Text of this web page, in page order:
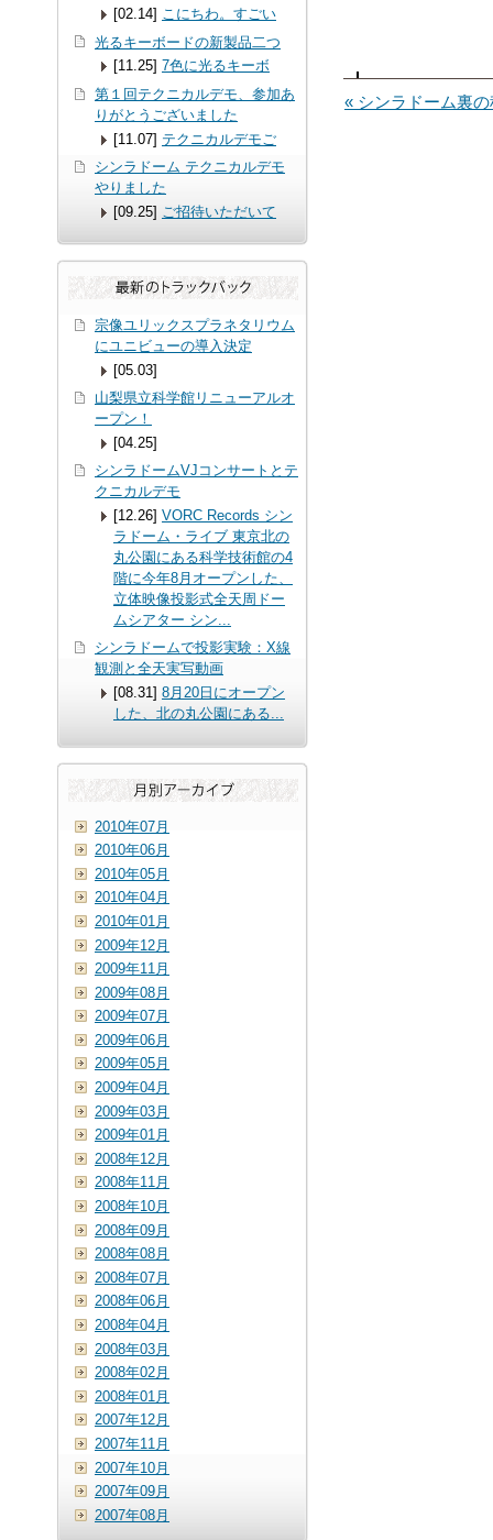
« シンラドーム裏
[02.14] こにちわ。すごい
光るキーボードの新製品二つ
[11.25] 7色に光るキーボ
第１回テクニカルデモ、参加あ
りがとうございました
[11.07] テクニカルデモご
シンラドーム テクニカルデモ
やりました
[09.25] ご招待いただいて
宗像ユリックスプラネタリウム
にユニビューの導入決定
[05.03]
山梨県立科学館リニューアルオ
ープン！
[04.25]
シンラドームVJコンサートとテ
クニカルデモ
[12.26] VORC Records シン
ラドーム・ライブ 東京北の
丸公園にある科学技術館の4
階に今年8月オープンした、
立体映像投影式全天周ドー
ムシアター シン...
シンラドームで投影実験：X線
観測と全天実写動画
[08.31] 8月20日にオープン
した、北の丸公園にある...
2010年07月
2010年06月
2010年05月
2010年04月
2010年01月
2009年12月
2009年11月
2009年08月
2009年07月
2009年06月
2009年05月
2009年04月
2009年03月
2009年01月
2008年12月
2008年11月
2008年10月
2008年09月
2008年08月
2008年07月
2008年06月
2008年04月
2008年03月
2008年02月
2008年01月
2007年12月
2007年11月
2007年10月
2007年09月
2007年08月